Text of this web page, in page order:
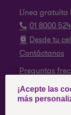
Línea gratuita
01 8000
Desde tu
Contáctanos
Preguntas
SÍGUENOS
¡Acepte las
más